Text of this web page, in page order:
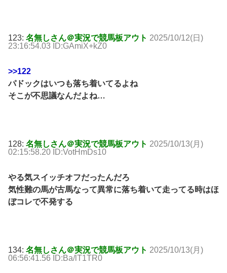
123: 名無しさん＠実況で競馬板アウト 2025/10/12(日)
23:16:54.03 ID:GAmiX+kZ0
>>122
パドックはいつも落ち着いてるよね
そこが不思議なんだよね…
128: 名無しさん＠実況で競馬板アウト 2025/10/13(月)
02:15:58.20 ID:VotHmDs10
やる気スイッチオフだったんだろ
気性難の馬が古馬なって異常に落ち着いて走ってる時はほ
ぼコレで不発する
134: 名無しさん＠実況で競馬板アウト 2025/10/13(月)
06:56:41.56 ID:Ba/lT1TR0